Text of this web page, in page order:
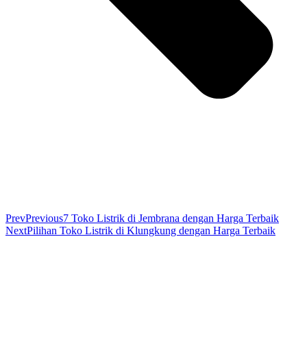
PrevPrevious7 Toko Listrik di Jembrana dengan Harga Terbaik
NextPilihan Toko Listrik di Klungkung dengan Harga Terbaik